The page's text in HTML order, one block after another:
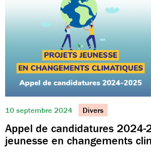
10 septembre 2024 Divers
Appel de candidatures
jeunesse en changements